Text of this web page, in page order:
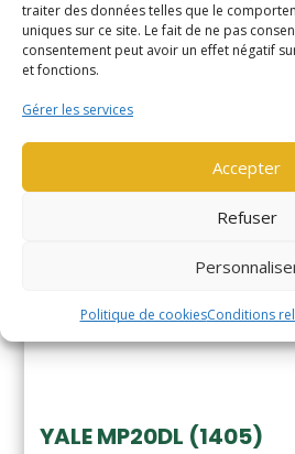
traiter des données telles que le
uniques sur ce site. Le fait de ne pas
consentement peut avoir un effet négatif
et fonctions.
Gérer les services
Accepter
Refuser
Politique de cookiesConditions
YALE MS14XIL (2510)
YALE MP20DL (1405)